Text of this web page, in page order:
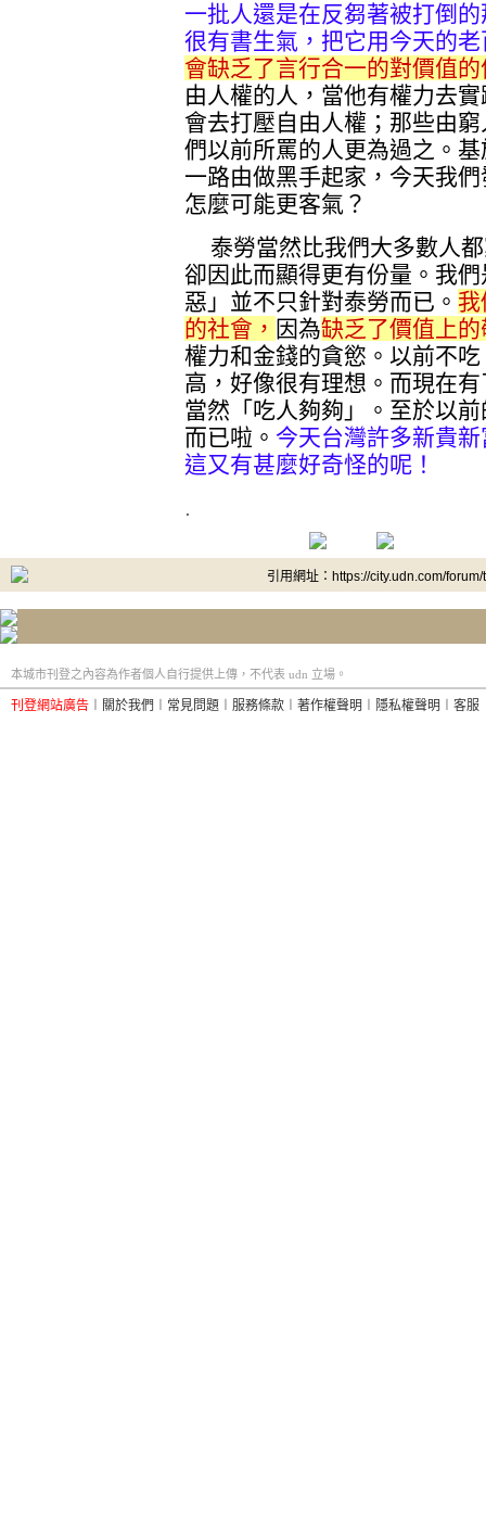
一批人還是在反芻著被打倒
很有書生氣，把它用今天的
會缺乏了言行合一的對價值
由人權的人，當他有權力去
會去打壓自由人權；那些由
們以前所罵的人更為過之。
一路由做黑手起家，今天我
怎麼可能更客氣？
泰勞當然比我們大多數人
卻因此而顯得更有份量。我
惡」並不只針對泰勞而已。
的社會， 因為缺乏了價值上的
權力和金錢的貪慾。以前不
高，好像很有理想。而現在
當然「吃人夠夠」。至於以
而已啦。 今天台灣許多新貴
這又有甚麼好奇怪的呢！
.
引用網址：https://city.udn.com/
本城市刊登之內容為作者個人自行提供上傳，不代表 udn 立場。
刊登網站廣告 關於我們 常見問題 服務條款 著作權聲明 隱私權聲明 客服